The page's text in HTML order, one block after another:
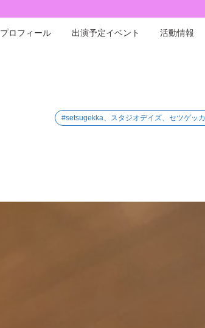
プロフィール 出演予定イベント 活動情報
#setsugekka、スタジオデイズ、セツゲッカ